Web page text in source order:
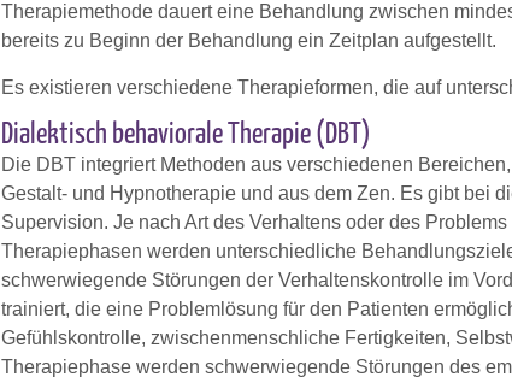
Therapiemethode dauert eine Behandlung zwischen
bereits zu Beginn der Behandlung ein Zeitplan aufgestellt.
Es existieren verschiedene Therapieformen, die auf
Dialektisch behaviorale Therapie (DBT)
Die DBT integriert Methoden aus verschiedenen
Gestalt- und Hypnotherapie und aus dem Zen. Es gibt bei
Supervision. Je nach Art des Verhaltens oder des
Therapiephasen werden unterschiedliche
schwerwiegende Störungen der Verhaltenskontrolle im
trainiert, die eine Problemlösung für den Patienten
Gefühlskontrolle, zwischenmenschliche Fertigkeiten,
Therapiephase werden schwerwiegende Störungen des